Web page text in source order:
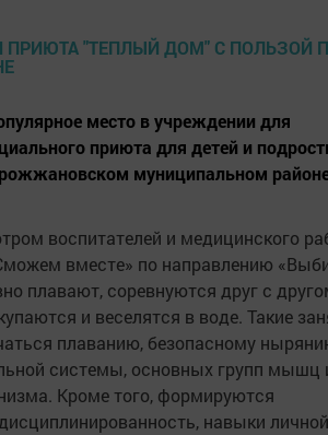
место в учреждении для
приюта для детей и
муниципальном
воспитателей и медицинского
вместе» по направлению
плавают, соревнуются друг с
и веселятся в воде. Такие
плаванию, безопасному
системы, основных групп мышц
Кроме того, формируются
навыки